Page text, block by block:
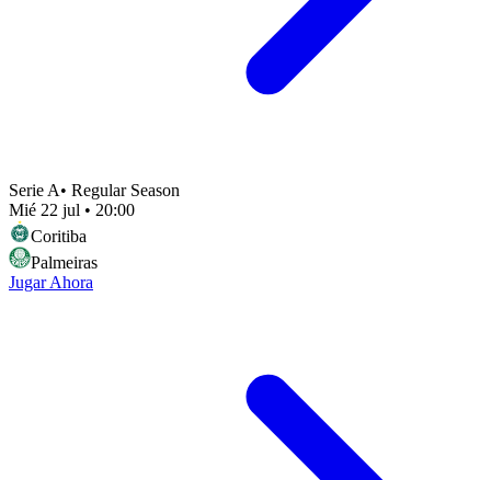
Serie A• Regular Season
Mié 22 jul • 20:00
Coritiba
Palmeiras
Jugar Ahora